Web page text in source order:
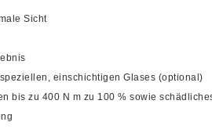
Sicht
einschichtigen Glases (optional)
bis zu 400 N m zu 100 % sowie